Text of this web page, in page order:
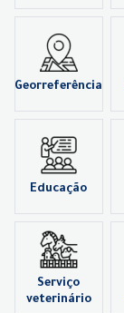
Georreferência
Educação
Serviço
veterinário